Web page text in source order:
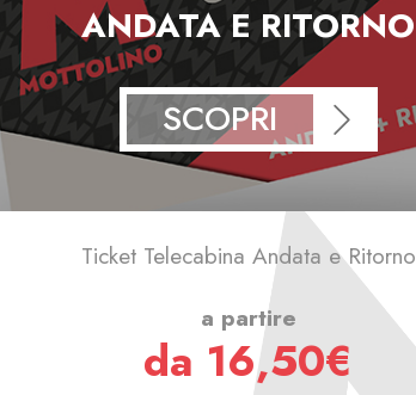
ANDATA E RITORNO
SCOPRI
Ticket Telecabina Andata e Ritorno
a partire
da 16,50€